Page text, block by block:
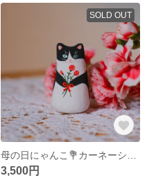
SOLD OUT
3,500円